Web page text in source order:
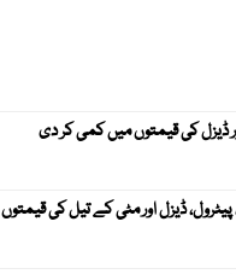
ڈیزل کی قیمتوں میں کمی کر دی
ڈیزل اور مٹی کے تیل کی قیمتوں